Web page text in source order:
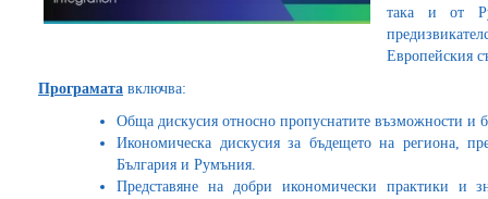
така и от
Европейския
Програмата включва:
Обща дискусия относно пропуснатите възможности и
Икономическа дискусия за бъдещето на региона,
България и Румъния.
Представяне на добри икономически практики и